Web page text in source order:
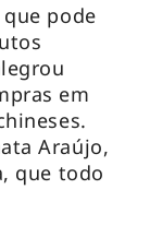
pode
em
Araújo,
que todo